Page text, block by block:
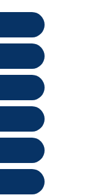
理材料
ダウンロード